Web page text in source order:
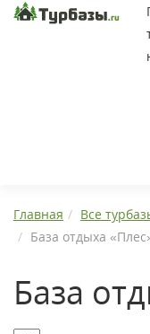
Главная Все
База отдыха
База